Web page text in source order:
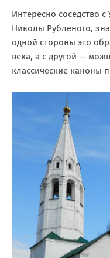
Интересно соседство
Николы Рубленого,
одной стороны это
века, а с другой —
классические каноны